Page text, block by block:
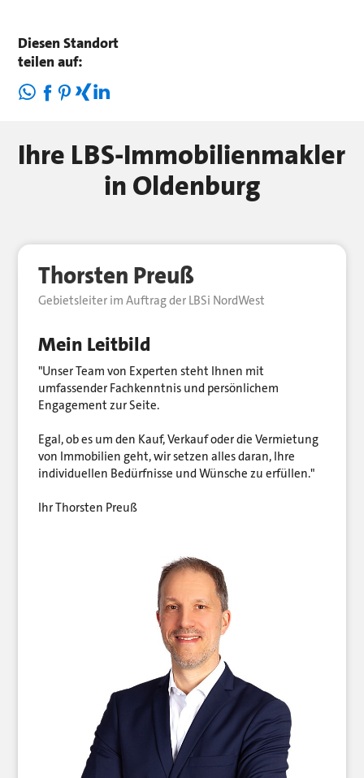
Diesen Standort
teilen auf:
Ihre LBS-Immobilienmakler
in Oldenburg
Thorsten Preuß
Gebietsleiter im Auftrag der LBSi NordWest
Mein Leitbild
"Unser Team von Experten steht Ihnen mit
umfassender Fachkenntnis und persönlichem
Engagement zur Seite.
Egal, ob es um den Kauf, Verkauf oder die Vermietung
von Immobilien geht, wir setzen alles daran, Ihre
individuellen Bedürfnisse und Wünsche zu erfüllen."
Ihr Thorsten Preuß